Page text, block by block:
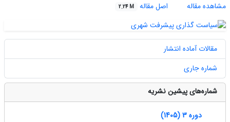
مشاهده مقاله
اصل مقاله 2.24 M
مقالات آماده انتشار
شماره جاری
شماره‌های پیشین نشریه
دوره 3 (1405)